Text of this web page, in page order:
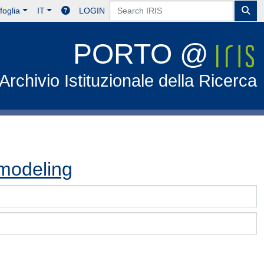
IT LOGIN
PORTO @
Istituzionale della Ricerca